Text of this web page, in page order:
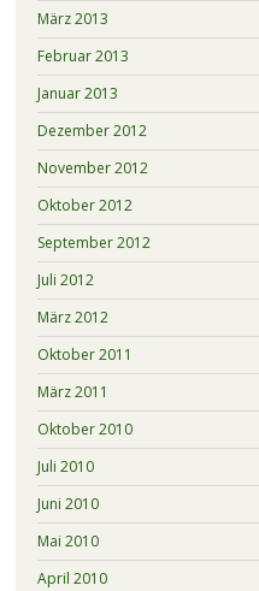
März 2013
Februar 2013
Januar 2013
Dezember 2012
November 2012
Oktober 2012
September 2012
Juli 2012
März 2012
Oktober 2011
März 2011
Oktober 2010
Juli 2010
Juni 2010
Mai 2010
April 2010